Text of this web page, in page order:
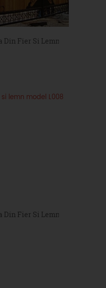
Din Fier Si Lemn
Din Fier Si Lemn